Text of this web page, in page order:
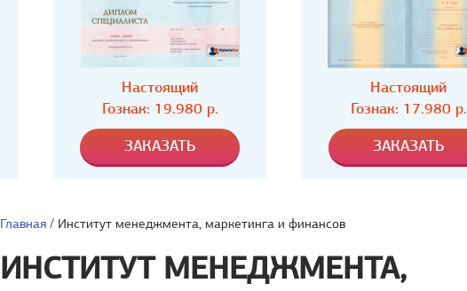
Настоящий
Гознак: 17.980 р.
Настоящий
Гознак: 17.980 р.
Главная / Институт менеджмента, маркетинга и финансов
ИНСТИТУТ МЕНЕДЖМЕНТА,